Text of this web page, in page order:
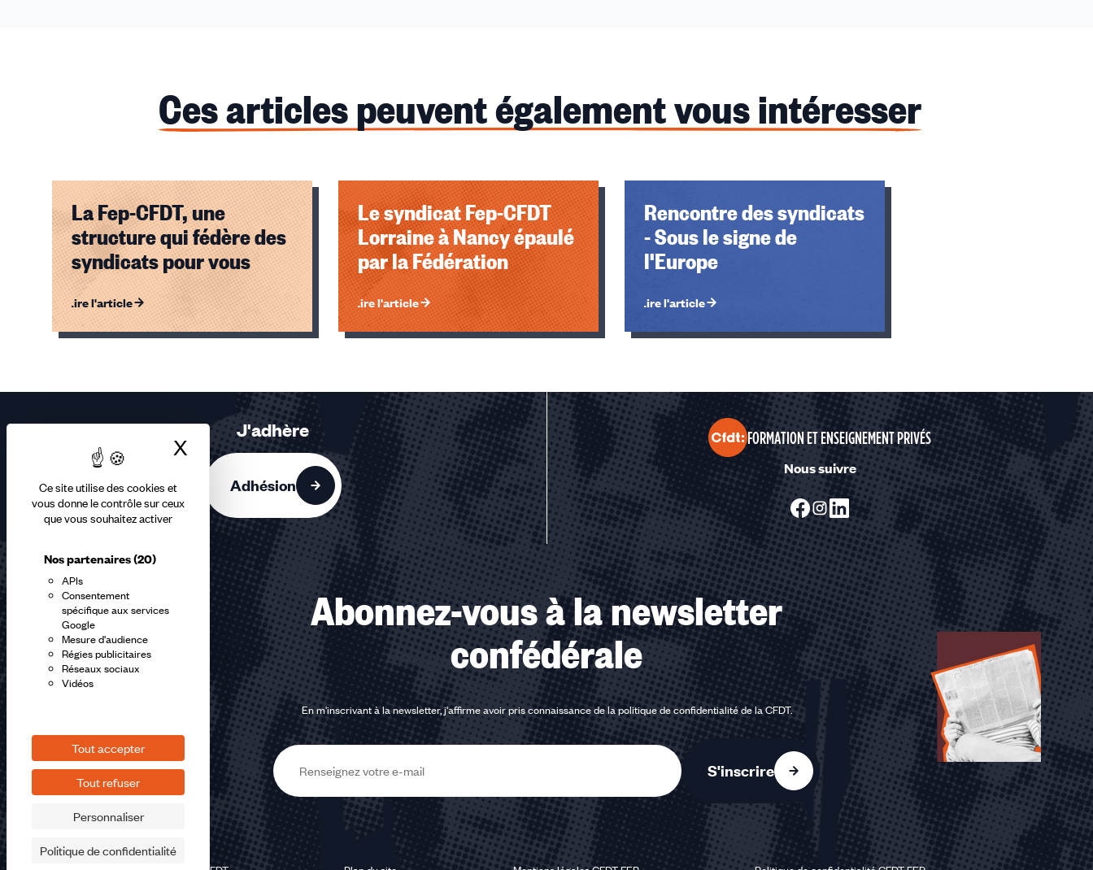
Ce site utilise des cookies et
vous donne le contrôle sur ceux
que vous souhaitez activer
Nos partenaires(20)
APIs
Consentement
spécifique aux services
Google
Mesure d'audience
Régies publicitaires
Réseaux sociaux
Vidéos
Tout accepter
Tout refuser
Personnaliser
Politique de confidentialité
X Masquer le bandeau des cookies
Ces articles peuvent également vous intéresser
La Fep-CFDT, une
structure qui fédère des
syndicats pour vous
Lire l'article
Le syndicat Fep-CFDT
Lorraine à Nancy épaulé
par la Fédération
Lire l'article
Rencontre des syndicats
- Sous le signe de
l'Europe
Lire l'article
Éléments
accessibles
J'adhère
Adhésion
FORMATION ET ENSEIGNEMENT PRIVÉS
Nous suivre
Abonnez-vous à la newsletter
confédérale
En m'inscrivant à la newsletter, j'affirme avoir pris connaissance de lapolitique de confidentialité de la CFDT.
E-
mail
S'inscrire